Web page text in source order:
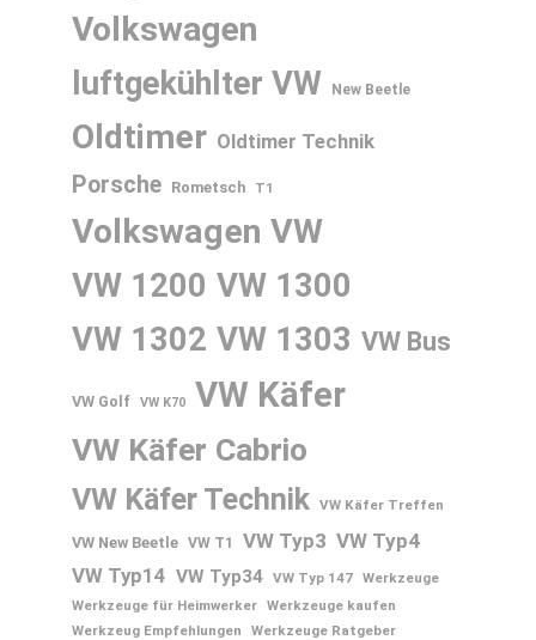
Volkswagen
luftgekühlter VW New Beetle
Oldtimer Oldtimer Technik
Porsche Rometsch T1
Volkswagen VW
VW 1200 VW 1300
VW 1302 VW 1303 VW Bus
VW Golf VW K70 VW Käfer
VW Käfer Cabrio
VW Käfer Technik VW Käfer Treffen
VW New Beetle VW T1 VW Typ3 VW Typ4
VW Typ14 VW Typ34 VW Typ 147 Werkzeuge
Werkzeuge für Heimwerker Werkzeuge kaufen
Werkzeug Empfehlungen
Werkzeuge Ratgeber